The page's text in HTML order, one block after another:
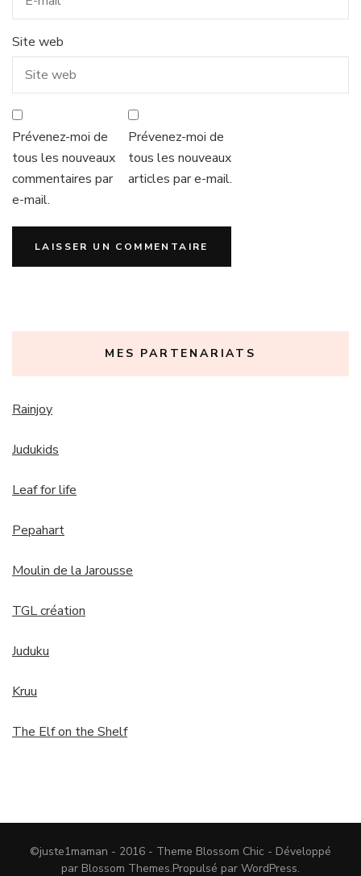
Site web
Prévenez-moi de
tous les nouveaux
commentaires par
e-mail.
Prévenez-moi de
tous les nouveaux
articles par e-mail.
MES PARTENARIATS
Rainjoy
Judukids
Leaf for life
Pepahart
Moulin de la Jarousse
TGL création
Juduku
Kruu
The Elf on the Shelf
©juste1maman - 2016 - Theme Blossom Chic - Développé
par Blossom Themes.Propulsé par WordPress.